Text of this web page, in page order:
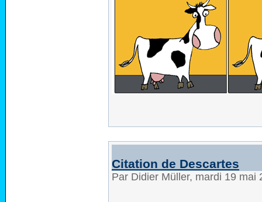
Citation de Descartes
Par Didier Müller, mardi 19 mai